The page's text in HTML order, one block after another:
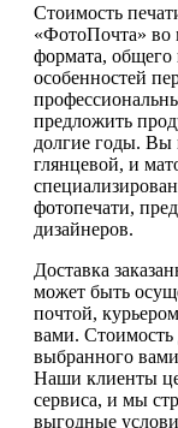
Стоимость
«ФотоПочта» во
формата, общего
особенностей
предложить
долгие годы. Вы
глянцевой, и
фотопечати,
дизайнеров.
Доставка
может быть
почтой,
вами. Стоимость
выбранного
Наши клиенты
сервиса, и мы
выгодные